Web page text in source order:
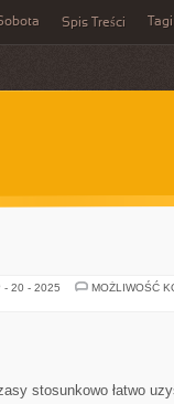
Spis Treści Tagi
- 20 - 2025
MOŻLIWOŚĆ
stosunkowo łatwo